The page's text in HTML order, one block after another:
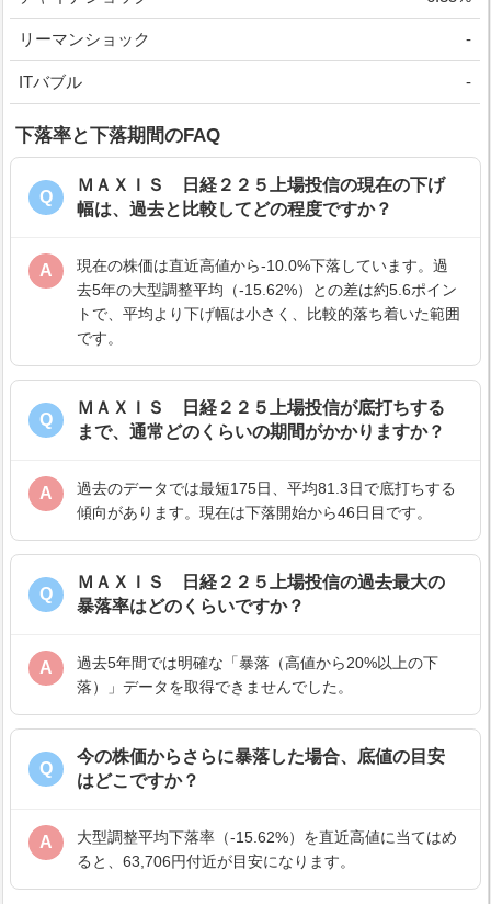
リーマンショック -
ITバブル -
下落率と下落期間のFAQ
Q
ＭＡＸＩＳ 日経２２５上場投信の現在の下げ
幅は、過去と比較してどの程度ですか？
A
現在の株価は直近高値から-10.0%下落しています。過
去5年の大型調整平均（-15.62%）との差は約5.6ポイン
トで、平均より下げ幅は小さく、比較的落ち着いた範囲
です。
Q
ＭＡＸＩＳ 日経２２５上場投信が底打ちする
まで、通常どのくらいの期間がかかりますか？
A
過去のデータでは最短175日、平均81.3日で底打ちする
傾向があります。現在は下落開始から46日目です。
Q
ＭＡＸＩＳ 日経２２５上場投信の過去最大の
暴落率はどのくらいですか？
A
過去5年間では明確な「暴落（高値から20%以上の下
落）」データを取得できませんでした。
Q
今の株価からさらに暴落した場合、底値の目安
はどこですか？
A
大型調整平均下落率（-15.62%）を直近高値に当てはめ
ると、63,706円付近が目安になります。